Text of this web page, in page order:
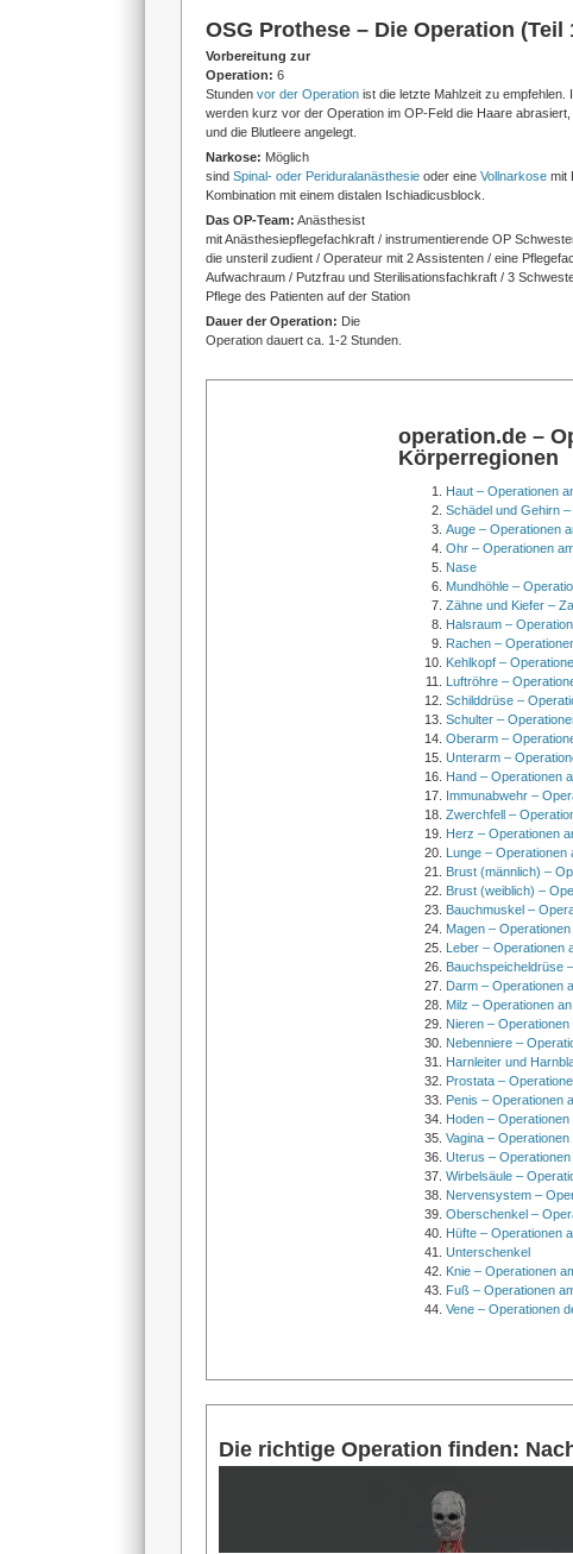
OSG Prothese – Die Operation (Teil
Vorbereitung zur
Operation: 6
Stunden vor der Operation ist die letzte Mahlzeit zu empfehlen.
werden kurz vor der Operation im OP-Feld die Haare
und die Blutleere angelegt.
Narkose: Möglich
sind Spinal- oder Periduralanästhesie oder eine Vollnarkose mit
Kombination mit einem distalen Ischiadicusblock.
Das OP-Team: Anästhesist
mit Anästhesiepflegefachkraft / instrumentierende OP
die unsteril zudient / Operateur mit 2 Assistenten / eine
Aufwachraum / Putzfrau und Sterilisationsfachkraft / 3
Pflege des Patienten auf der Station
Dauer der Operation: Die
Operation dauert ca. 1-2 Stunden.
operation.de –
Körperregionen
Haut – Operationen
Schädel und Gehirn
Auge – Operationen
Ohr – Operationen
Nase
Mundhöhle –
Zähne und Kiefer –
Halsraum –
Rachen –
Kehlkopf –
Luftröhre –
Schilddrüse –
Schulter –
Oberarm –
Unterarm –
Hand – Operationen
Immunabwehr –
Zwerchfell –
Herz – Operationen
Lunge – Operationen
Brust (männlich) –
Brust (weiblich) –
Bauchmuskel –
Magen –
Leber – Operationen
Bauchspeicheldrüse
Darm – Operationen
Milz – Operationen
Nieren –
Nebenniere –
Harnleiter und
Prostata –
Penis – Operationen
Hoden – Operationen
Vagina – Operationen
Uterus –
Wirbelsäule –
Nervensystem –
Oberschenkel –
Hüfte – Operationen
Unterschenkel
Knie – Operationen
Fuß – Operationen
Vene – Operationen
Die richtige Operation finden: